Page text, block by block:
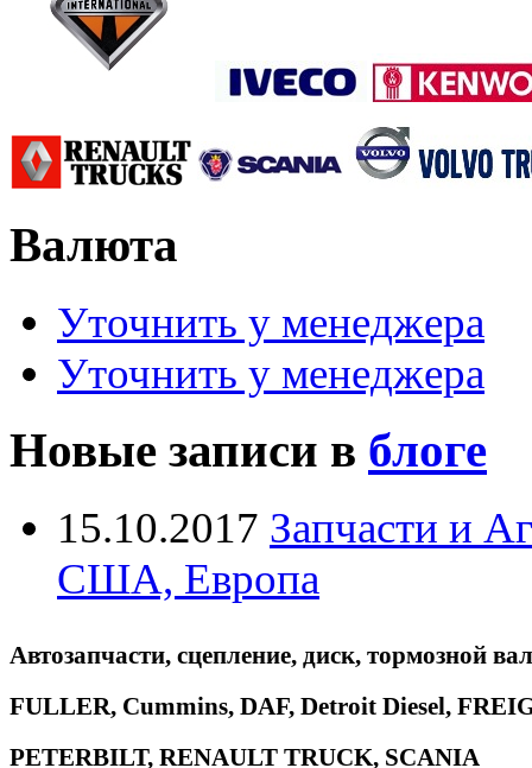
Валюта
Уточнить у менеджера
Уточнить у менеджера
Новые записи в блоге
15.10.2017 Запчасти и
США, Европа
Автозапчасти, сцепление, диск, тормозной
FULLER, Cummins, DAF, Detroit Diesel,
PETERBILT, RENAULT TRUCK, SCANIA